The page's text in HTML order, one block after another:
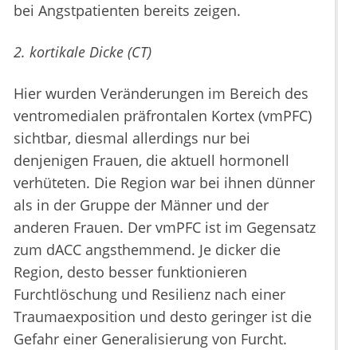
bei Angstpatienten bereits zeigen.
2. kortikale Dicke (CT)
Hier wurden Veränderungen im Bereich des
ventromedialen präfrontalen Kortex (vmPFC)
sichtbar, diesmal allerdings nur bei
denjenigen Frauen, die aktuell hormonell
verhüteten. Die Region war bei ihnen dünner
als in der Gruppe der Männer und der
anderen Frauen. Der vmPFC ist im Gegensatz
zum dACC angsthemmend. Je dicker die
Region, desto besser funktionieren
Furchtlöschung und Resilienz nach einer
Traumaexposition und desto geringer ist die
Gefahr einer Generalisierung von Furcht.